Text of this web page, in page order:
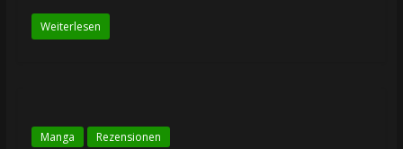
Weiterlesen
Manga Rezensionen